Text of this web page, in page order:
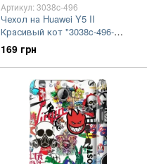
Артикул: 3038c-496
Чехол на Huawei Y5 II
Красивый кот "3038c-496-
7105"
169 грн